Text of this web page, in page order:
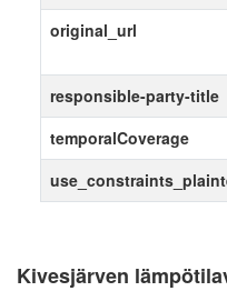
Kivesjärven
original_url
responsible-party-title
temporalCoverage